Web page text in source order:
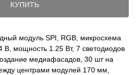
КУПИТЬ
модуль SPI, RGB, микросхема
В, мощность 1.25 Вт, 7 светодиодов
медиафасадов, 30 шт на
центрами модулей 170 мм,